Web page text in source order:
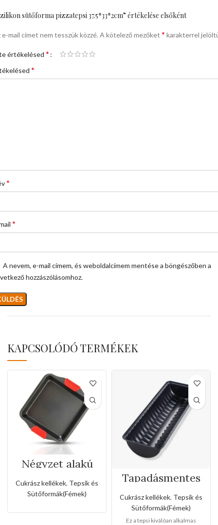
sütőforma pizzatepsi 37.5*33*2cm” értékelése elsőként
e-mail címet nem tesszük közzé. A kötelező mezőket * karakterrel
értékelésed *
*
*
*
A nevem, e-mail címem, és weboldalcímem mentése a böngészőben a
hozzászólásomhoz.
KAPCSOLÓDÓ TERMÉKEK
Négyzet alakú
tepsi szilikon
fogóval
Cukrász kellékek, Tepsik és
Sütőformák(Fémek)
Tapadásmentes
forma(Nagy
méret)
Cukrász kellékek, Tepsik és
Sütőformák(Fémek)
Ez a tepsi kiválóan alkalmas